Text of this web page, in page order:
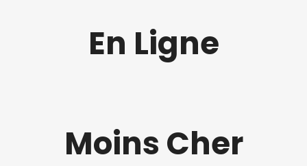
En Ligne
Moins Cher